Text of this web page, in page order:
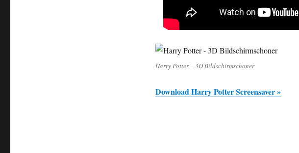
Harry Potter – 3D Bildschirmschoner
Download Harry Potter Screensaver »